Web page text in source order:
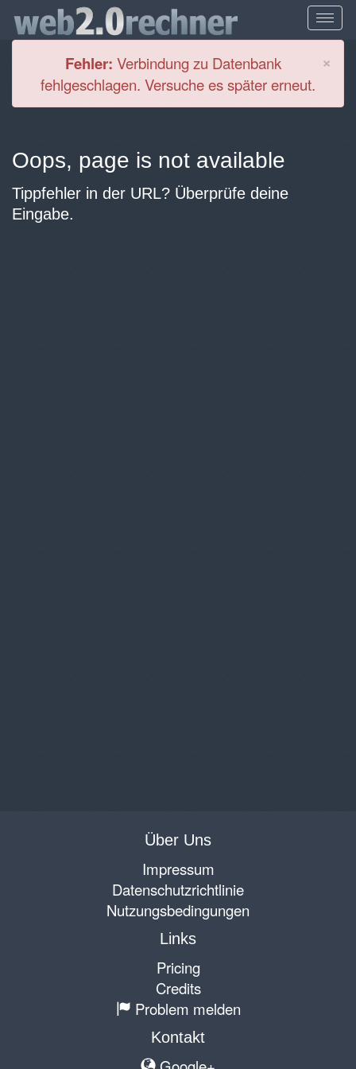
×
Fehler: Verbindung zu Datenbank
fehlgeschlagen. Versuche es später erneut.
Oops, page is not available
Tippfehler in der URL? Überprüfe deine
Eingabe.
Über Uns
Impressum
Datenschutzrichtlinie
Nutzungsbedingungen
Links
Pricing
Credits
Problem melden
Kontakt